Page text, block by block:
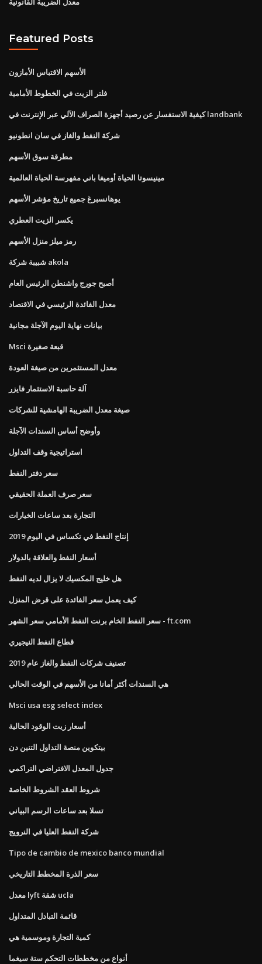
Featured Posts
الأسهم الاقتباس الأمازون
فلتر الزيت في الخطوط الأمامية
كيفية الاستفسار عن رصيد أجهزة الصراف الآلي عبر الإنترنت في landbank
شركة النفط والغاز في سان انطونيو
مطرقة سوق الأسهم
مينيسوتا الحياة أوميغا باني مفهرسة الحياة العالمية
يوهانسبرغ جميع تاريخ مؤشر الأسهم
يكسر الزيت العطري
رمز ميلز منزل الأسهم
شبيبة شركة akola
أصبح جورج واشنطن الرئيس العام
معدل الفائدة الرئيسي في الاقتصاد
بيانات نهاية اليوم الآجلة مجانية
Msci قبعة صغيرة
معدل المستثمرين من صيغة العودة
آلة حاسبة الاستثمار فايزر
صيغة معدل الضريبة الهامشية للشركات
وأوضح أساس السندات الآجلة
استراتيجية وقف التداول
سعر دفتر النفط
سعر صرف العملة الحقيقي
التجارة بعد ساعات الخيارات
إنتاج النفط في تكساس في اليوم 2019
أسعار النفط والعلاقة بالدولار
هل خليج المكسيك لا يزال لديه النفط
كيف يعمل سعر الفائدة على قرض المنزل
سعر النفط الخام برنت النفط الأمامي سعر الشهر - ft.com
قطاع النفط النيجيري
تصنيف شركات النفط والغاز عام 2019
هي السندات أكثر أمانا من الأسهم في الوقت الحالي
Msci usa esg select index
أسعار زيت الوقود الحالية
بيتكوين منصة التداول التنين دن
جدول المعدل الافتراضي التراكمي
شروط العقد الشروط الخاصة
تسلا بعد ساعات الرسم البياني
شركة النفط العليا في النرويج
Tipo de cambio de mexico banco mundial
سعر الذرة المخطط التاريخي
معدل lyft شقة ucla
قائمة التبادل المتداول
كمية التجارة وموسمية هي
أنواع من مخططات التحكم ستة سيغما